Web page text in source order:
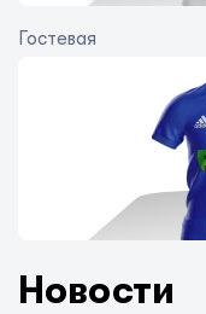
Гостевая
Новости
Fantasy QJ
оптимальный
6 августа 2026